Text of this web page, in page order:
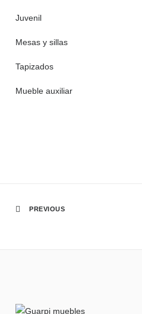
Juvenil
Mesas y sillas
Tapizados
Mueble auxiliar
PREVIOUS